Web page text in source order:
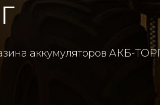
аккумуляторов АКБ-